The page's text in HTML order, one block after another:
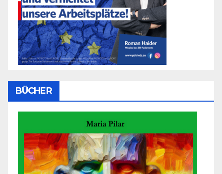
BÜCHER